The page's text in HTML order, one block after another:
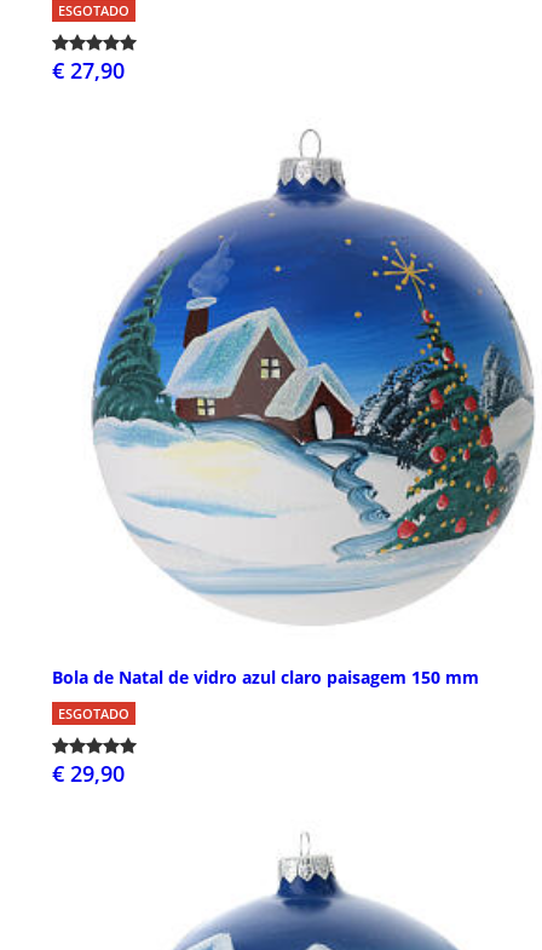
ESGOTADO
€ 27,90
Bola de Natal de vidro azul claro paisagem 150 mm
ESGOTADO
€ 29,90